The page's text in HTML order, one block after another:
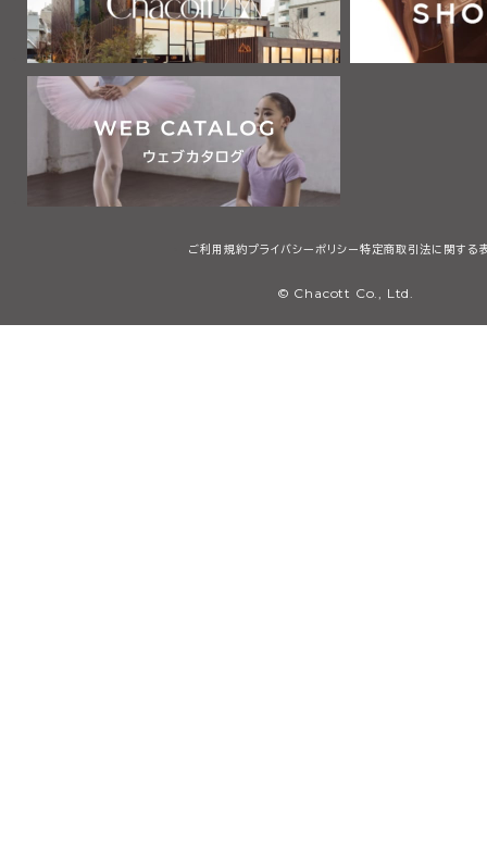
ご利用規約プライバシーポリシー 特定商取引法に関する
© Chacott Co., Ltd.